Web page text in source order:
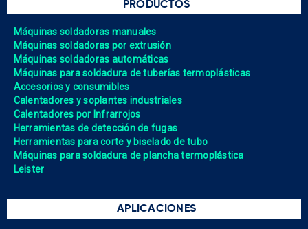
PRODUCTOS
Máquinas soldadoras manuales
Máquinas soldadoras por extrusión
Máquinas soldadoras automáticas
Máquinas para soldadura de tuberías termoplásticas
Accesorios y consumibles
Calentadores y soplantes industriales
Calentadores por Infrarrojos
Herramientas de detección de fugas
Herramientas para corte y biselado de tubo
Máquinas para soldadura de plancha termoplástica
Leister
APLICACIONES